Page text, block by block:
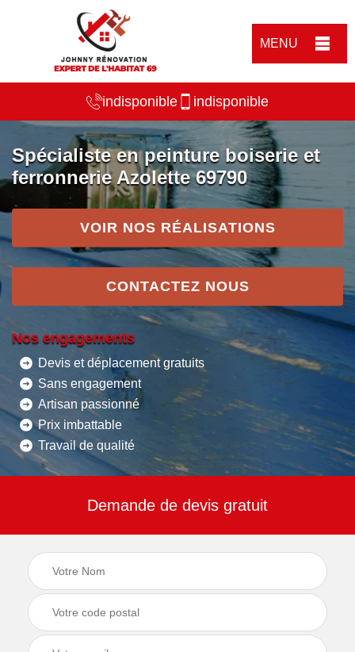
MENU
indisponible indisponible
Spécialiste en peinture boiserie et
ferronnerie Azolette 69790
VOIR NOS RÉALISATIONS
CONTACTEZ NOUS
Nos engagements
Devis et déplacement gratuits
Sans engagement
Artisan passionné
Prix imbattable
Travail de qualité
Demande de devis gratuit